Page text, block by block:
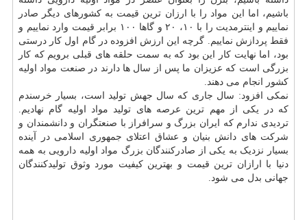
باشیم، اما این مواد را با ارزان ترین قیمت به کشورهای دیگر صادر
نماییم و اینترمدیت را با ۱۰، ۲۰ و گاها ۱۰۰ برابر قیمت وارد نماییم و
فقط پردازش نماییم. گرچه این ارزش افزوده در گام اول کار درستی
بود، اما نهایت کار این بود که به سمت حلقه های قبلی برویم که کار
بزرگی است که عزیزان ما پس از سال ها دارند در صنعت مواد اولیه
کشور انجام می دهند.
نمکی افزود: سال جاری که سال جهش تولید است، بسیار خرسندم
که در یکی از مهم ترین عرصه های تولید مواد اولیه گام نهادیم.
تردیدی ندارم که ایران بزرگ و سرافراز با صنعتگران و دانشمندان و
شرکت های دانش بنیان و عشاق اعتلای جمهوری اسلامی در آینده
بسیار نزدیک به یکی از صادرکنندگان بزرگ مواد اولیه دارویی به همه
دنیا با ارازان ترین قیمت و بهترین کیفیت مورد وثوق تولیدکنندگان
جهانی بدل می شود.